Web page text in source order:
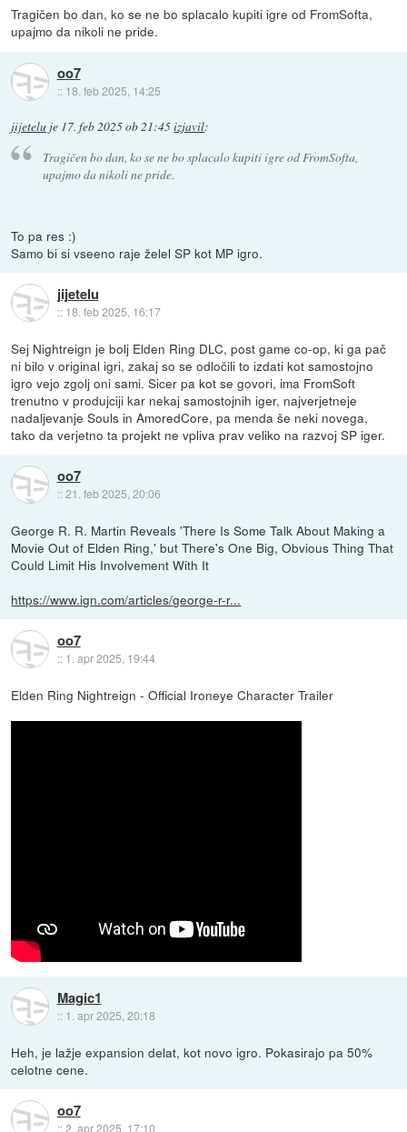
Tragičen bo dan, ko se ne bo splacalo kupiti igre od FromSofta,
upajmo da nikoli ne pride.
oo7
:: 18. feb 2025, 14:25
jijetelu je 17. feb 2025 ob 21:45izjavil:
Tragičen bo dan, ko se ne bo splacalo kupiti igre od FromSofta,
upajmo da nikoli ne pride.
To pa res :)
Samo bi si vseeno raje želel SP kot MP igro.
jijetelu
:: 18. feb 2025, 16:17
Sej Nightreign je bolj Elden Ring DLC, post game co-op, ki ga pač
ni bilo v original igri, zakaj so se odločili to izdati kot samostojno
igro vejo zgolj oni sami. Sicer pa kot se govori, ima FromSoft
trenutno v produjciji kar nekaj samostojnih iger, najverjetneje
nadaljevanje Souls in AmoredCore, pa menda še neki novega,
tako da verjetno ta projekt ne vpliva prav veliko na razvoj SP iger.
oo7
::21. feb 2025, 20:06
George R. R. Martin Reveals 'There Is Some Talk About Making a
Movie Out of Elden Ring,' but There's One Big, Obvious Thing That
Could Limit His Involvement With It
https://www.ign.com/articles/george-r-r...
oo7
:: 1. apr 2025, 19:44
Elden Ring Nightreign - Official Ironeye Character Trailer
Magic1
:: 1. apr 2025, 20:18
Heh, je lažje expansion delat, kot novo igro. Pokasirajo pa 50%
celotne cene.
oo7
::2. apr 2025, 17:10